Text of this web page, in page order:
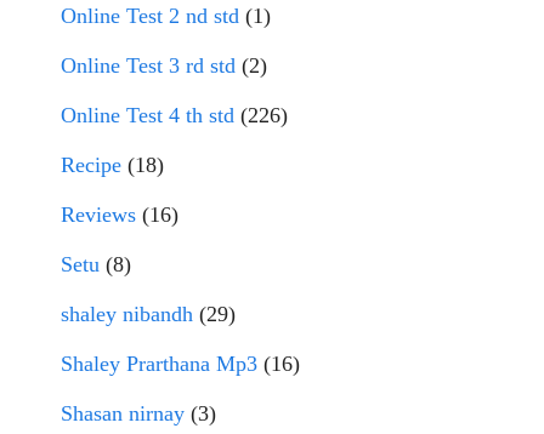
Online Test 2 nd std (1)
Online Test 3 rd std (2)
Online Test 4 th std (226)
Recipe (18)
Reviews (16)
Setu (8)
shaley nibandh (29)
Shaley Prarthana Mp3 (16)
Shasan nirnay (3)